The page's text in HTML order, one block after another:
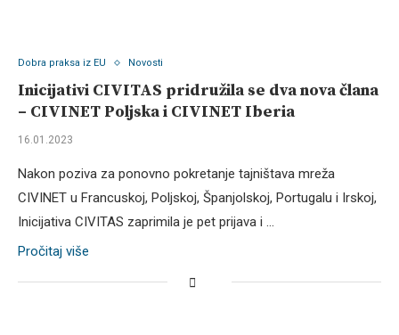
Dobra praksa iz EU Novosti
Inicijativi CIVITAS pridružila se dva nova člana
– CIVINET Poljska i CIVINET Iberia
16.01.2023
Nakon poziva za ponovno pokretanje tajništava mreža
CIVINET u Francuskoj, Poljskoj, Španjolskoj, Portugalu i Irskoj,
Inicijativa CIVITAS zaprimila je pet prijava i …
Pročitaj više